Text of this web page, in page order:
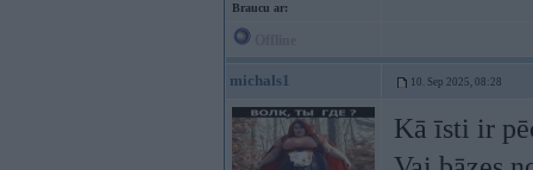
Braucu ar:
michals1 10. Sep 2025, 08:28
Kā īsti ir